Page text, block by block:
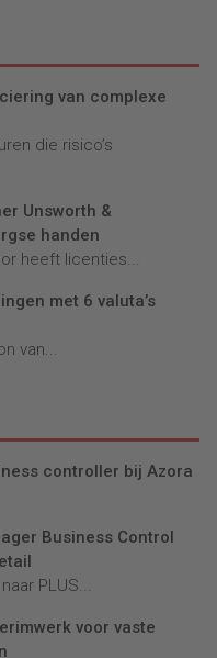
van complexe
die risico’s
Unsworth &
handen
heeft licenties...
met 6 valuta’s
van...
controller bij Azora
Business Control
PLUS...
voor vaste